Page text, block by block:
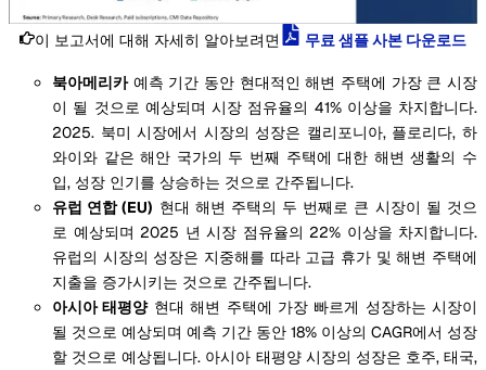
이 보고서에 대해 자세히 알아보려면 무료 샘플 사본 다운로드
북아메리카예측 기간 동안 현대적인 해변 주택에 가장 큰 시장
이 될 것으로 예상되며 시장 점유율의 41% 이상을 차지합니다.
2025. 북미 시장에서 시장의 성장은 캘리포니아, 플로리다, 하
와이와 같은 해안 국가의 두 번째 주택에 대한 해변 생활의 수
입, 성장 인기를 상승하는 것으로 간주됩니다.
유럽 연합 (EU) 현대 해변 주택의 두 번째로 큰 시장이 될 것으
로 예상되며 2025 년 시장 점유율의 22% 이상을 차지합니다.
유럽의 시장의 성장은 지중해를 따라 고급 휴가 및 해변 주택에
지출을 증가시키는 것으로 간주됩니다.
아시아 태평양현대 해변 주택에 가장 빠르게 성장하는 시장이
될 것으로 예상되며 예측 기간 동안 18% 이상의 CAGR에서 성장
할 것으로 예상됩니다. 아시아 태평양 시장의 성장은 호주, 태국,